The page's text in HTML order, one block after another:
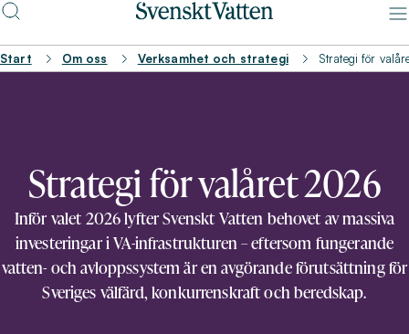
Start Om oss Verksamhet och strategi Strategi för
Strategi för valåret 2026
Inför valet 2026 lyfter Svenskt Vatten behovet av massiva
investeringar i VA-infrastrukturen – eftersom fungerande
vatten- och avloppssystem är en avgörande förutsättning för
Sveriges välfärd, konkurrenskraft och beredskap.